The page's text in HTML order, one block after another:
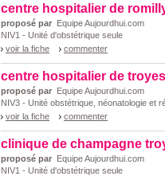
centre hospitalier de
proposé par Equipe Aujourdhui.com
NIV1 - Unité d'obstétrique seule
voir la fiche
commenter
centre hospitalier de troyes
proposé par Equipe Aujourdhui.com
NIV3 - Unité obstétrique, néonatologie et
voir la fiche
commenter
clinique de champagne
proposé par Equipe Aujourdhui.com
NIV1 - Unité d'obstétrique seule